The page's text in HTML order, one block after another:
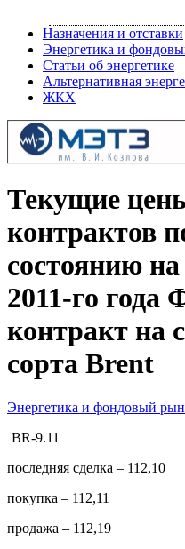
Назначения и отставки
Энергетика и
Статьи об энергетике
Альтернативная
ЖКХ
Текущие
контрактов
состоянию
2011-го
контракт на
сорта Brent
Энергетика и фондовый
BR-9.11
последняя сделка – 112,10
покупка – 112,11
продажа – 112,19